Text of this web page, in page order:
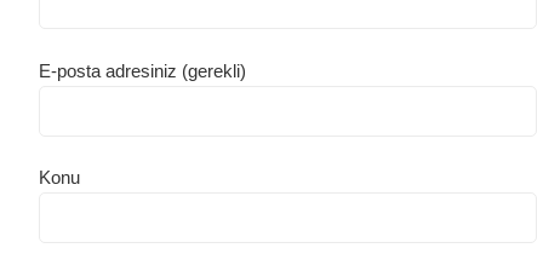
E-posta adresiniz (gerekli)
Konu